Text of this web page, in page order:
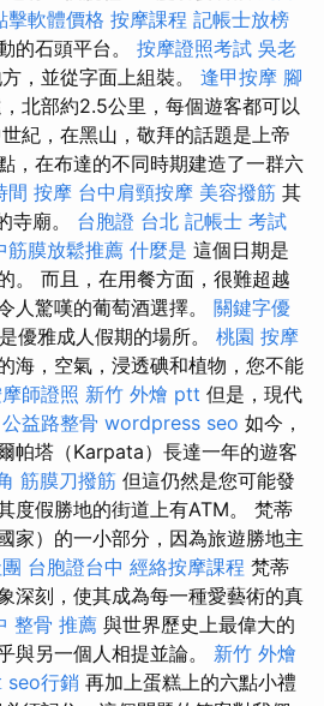
擊軟體價格 按摩課程 記帳士放榜
的石頭平台。 按摩證照考試 吳老
，並從字面上組裝。 逢甲按摩 腳
北部約2.5公里，每個遊客都可以
紀，在黑山，敬拜的話題是上帝
，在布達的不同時期建造了一群六
間 按摩 台中肩頸按摩 美容撥筋 其
寺廟。 台胞證 台北 記帳士 考試
筋膜放鬆推薦 什麼是 這個日期是
。 而且，在用餐方面，很難超越
人驚嘆的葡萄酒選擇。 關鍵字優
優雅成人假期的場所。 桃園 按摩
海，空氣，浸透碘和植物，您不能
師證照 新竹 外燴 ptt 但是，現代
公益路整骨 wordpress seo 如今，
帕塔（Karpata）長達一年的遊客
筋膜刀撥筋 但這仍然是您可能發
度假勝地的街道上有ATM。 梵蒂
家）的一小部分，因為旅遊勝地主
台胞證台中 經絡按摩課程 梵蒂
深刻，使其成為每一種愛藝術的真
整骨 推薦 與世界歷史上最偉大的
與另一個人相提並論。 新竹 外燴
seo行銷 再加上蛋糕上的六點小禮